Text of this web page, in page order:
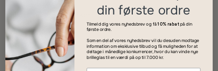
Upload billede af styrker
din første ordre
Tilmeld dig vores nyhedsbrev og få10% rabatpå din
første ordre.
Som en del af vores nyhedsbrev vil du desuden modtage
information om eksklusive tilbud og få muligheden for at
deltage i månedlige konkurrencer, hvor du kan vinde nye
brilleglas til en værdi på op til 7.000 kr.